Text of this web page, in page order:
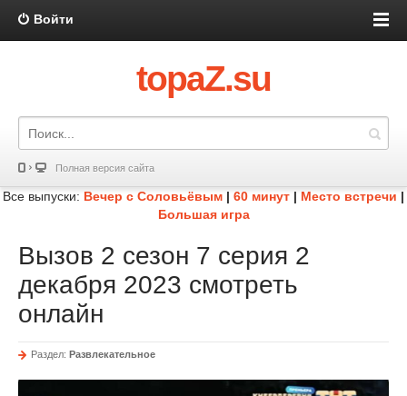
Войти
topaZ.su
Полная версия сайта
Все выпуски: Вечер с Соловьёвым | 60 минут | Место встречи |
Большая игра
Вызов 2 сезон 7 серия 2
декабря 2023 смотреть
онлайн
Раздел: Развлекательное